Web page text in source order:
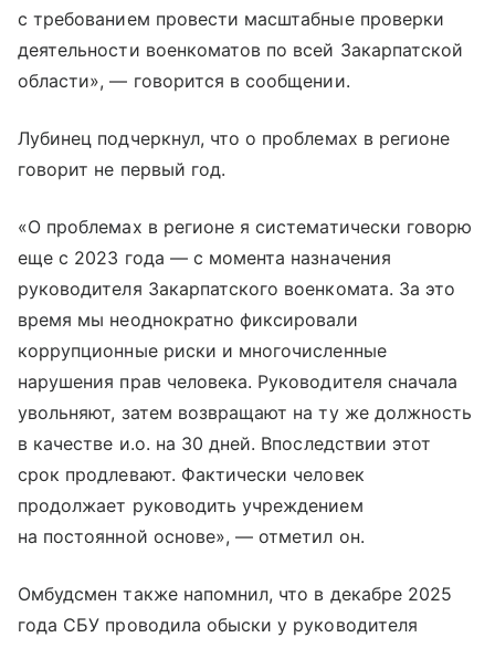
с требованием провести масштабные проверки
деятельности военкоматов по всей Закарпатской
области», — говорится в сообщении.
Лубинец подчеркнул, что о проблемах в регионе
говорит не первый год.
«О проблемах в регионе я систематически говорю
еще с 2023 года — с момента назначения
руководителя Закарпатского военкомата. За это
время мы неоднократно фиксировали
коррупционные риски и многочисленные
нарушения прав человека. Руководителя сначала
увольняют, затем возвращают на ту же должность
в качестве и.о. на 30 дней. Впоследствии этот
срок продлевают. Фактически человек
продолжает руководить учреждением
на постоянной основе», — отметил он.
Омбудсмен также напомнил, что в декабре 2025
года СБУ проводила обыски у руководителя